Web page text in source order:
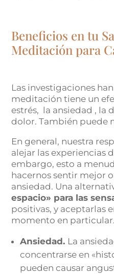
Beneficios en tu
Meditación para
Las investigaciones
meditación tiene un
estrés, la ansiedad , la
dolor. También puede
En general, nuestra
alejar las experiencias
embargo, esto a
hacernos sentir mejor
ansiedad. Una
espacio» para las
positivas, y aceptarlas
momento en particular.
Ansiedad. La
concentrarse en
pueden causar